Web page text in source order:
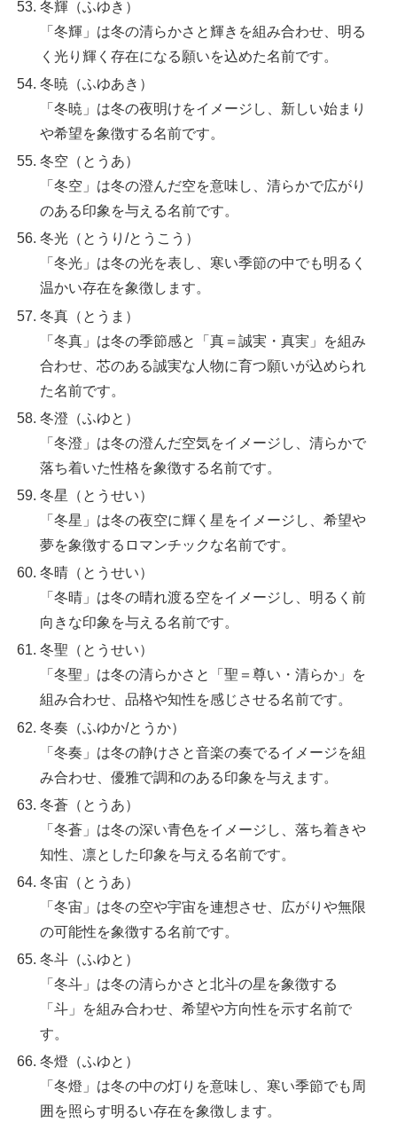
冬輝（ふゆき）
「冬輝」は冬の清らかさと輝きを組み合わせ、明る
く光り輝く存在になる願いを込めた名前です。
冬暁（ふゆあき）
「冬暁」は冬の夜明けをイメージし、新しい始まり
や希望を象徴する名前です。
冬空（とうあ）
「冬空」は冬の澄んだ空を意味し、清らかで広がり
のある印象を与える名前です。
冬光（とうり/とうこう）
「冬光」は冬の光を表し、寒い季節の中でも明るく
温かい存在を象徴します。
冬真（とうま）
「冬真」は冬の季節感と「真＝誠実・真実」を組み
合わせ、芯のある誠実な人物に育つ願いが込められ
た名前です。
冬澄（ふゆと）
「冬澄」は冬の澄んだ空気をイメージし、清らかで
落ち着いた性格を象徴する名前です。
冬星（とうせい）
「冬星」は冬の夜空に輝く星をイメージし、希望や
夢を象徴するロマンチックな名前です。
冬晴（とうせい）
「冬晴」は冬の晴れ渡る空をイメージし、明るく前
向きな印象を与える名前です。
冬聖（とうせい）
「冬聖」は冬の清らかさと「聖＝尊い・清らか」を
組み合わせ、品格や知性を感じさせる名前です。
冬奏（ふゆか/とうか）
「冬奏」は冬の静けさと音楽の奏でるイメージを組
み合わせ、優雅で調和のある印象を与えます。
冬蒼（とうあ）
「冬蒼」は冬の深い青色をイメージし、落ち着きや
知性、凛とした印象を与える名前です。
冬宙（とうあ）
「冬宙」は冬の空や宇宙を連想させ、広がりや無限
の可能性を象徴する名前です。
冬斗（ふゆと）
「冬斗」は冬の清らかさと北斗の星を象徴する
「斗」を組み合わせ、希望や方向性を示す名前で
す。
冬燈（ふゆと）
「冬燈」は冬の中の灯りを意味し、寒い季節でも周
囲を照らす明るい存在を象徴します。